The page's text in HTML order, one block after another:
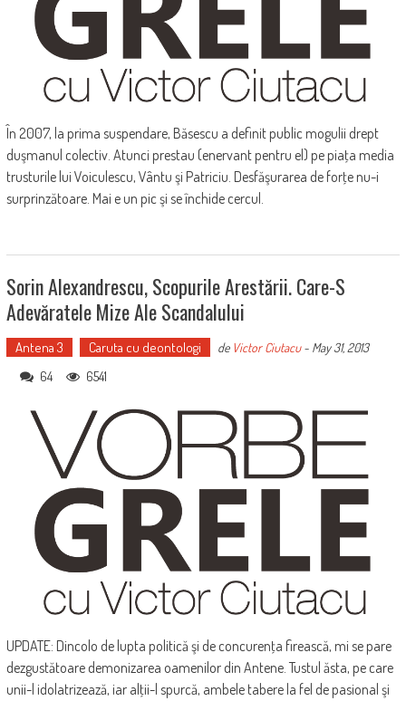
În 2007, la prima suspendare, Băsescu a definit public mogulii drept
duşmanul colectiv. Atunci prestau (enervant pentru el) pe piaţa media
trusturile lui Voiculescu, Vântu şi Patriciu. Desfăşurarea de forţe nu-i
surprinzătoare. Mai e un pic şi se închide cercul.
Sorin Alexandrescu, Scopurile Arestării. Care-S
Adevăratele Mize Ale Scandalului
Antena 3 Caruta cu deontologi de Victor Ciutacu- May 31, 2013
64 6541
UPDATE: Dincolo de lupta politică şi de concurenţa firească, mi se pare
dezgustătoare demonizarea oamenilor din Antene. Tustul ăsta, pe care
unii-l idolatrizează, iar alţii-l spurcă, ambele tabere la fel de pasional şi